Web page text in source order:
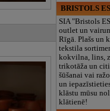
BRISTOLS
SIA "Bristols
outlet un
Rīgā. Plašs un
tekstila
kokvilna, lins,
trikotāža un
šūšanai vai
un
klāstu mūsu
klātienē!